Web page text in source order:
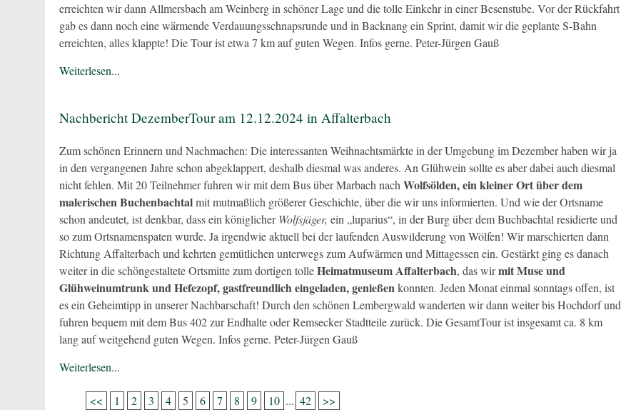
erreichten wir dann Allmersbach am Weinberg in schöner Lage und die tolle Einkehr in einer Besenstube. Vor der Rückfahrt
gab es dann noch eine wärmende Verdauungsschnapsrunde und in Backnang ein Sprint, damit wir die geplante S-Bahn
erreichten, alles klappte! Die Tour ist etwa 7 km auf guten Wegen. Infos gerne. Peter-Jürgen Gauß
Weiterlesen...
Nachbericht DezemberTour am 12.12.2024 in Affalterbach
Zum schönen Erinnern und Nachmachen: Die interessanten Weihnachtsmärkte in der Umgebung im Dezember haben wir ja
in den vergangenen Jahre schon abgeklappert, deshalb diesmal was anderes. An Glühwein sollte es aber dabei auch diesmal
nicht fehlen. Mit 20 Teilnehmer fuhren wir mit dem Bus über Marbach nach Wolfsölden, ein kleiner Ort über dem
malerischen Buchenbachtalmit mutmaßlich größerer Geschichte, über die wir uns informierten. Und wie der Ortsname
schon andeutet, ist denkbar, dass ein königlicherWolfsjäger, ein „luparius“, in der Burg über dem Buchbachtal residierte und
so zum Ortsnamenspaten wurde. Ja irgendwie aktuell bei der laufenden Auswilderung von Wölfen! Wir marschierten dann
Richtung Affalterbach und kehrten gemütlichen unterwegs zum Aufwärmen und Mittagessen ein. Gestärkt ging es danach
weiter in die schöngestaltete Ortsmitte zum dortigen tolleHeimatmuseum Affalterbach, das wirmit Muse und
Glühweinumtrunk und Hefezopf, gastfreundlich eingeladen, genießenkonnten. Jeden Monat einmal sonntags offen, ist
es ein Geheimtipp in unserer Nachbarschaft! Durch den schönen Lembergwald wanderten wir dann weiter bis Hochdorf und
fuhren bequem mit dem Bus 402 zur Endhalte oder Remsecker Stadtteile zurück. Die GesamtTour ist insgesamt ca. 8 km
lang auf weitgehend guten Wegen. Infos gerne. Peter-Jürgen Gauß
Weiterlesen...
<< 1 2 3 4 5 6 7 8 9 10 ... 42 >>